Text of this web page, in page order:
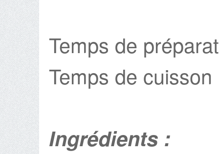
Temps de
Temps de
Ingrédients :